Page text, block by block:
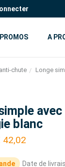
PROMOS A
chute Longe
blanc
42,02
Date de